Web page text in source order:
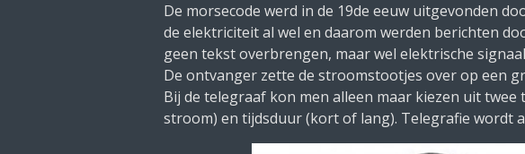
De morsecode werd in de 19de eeuw uitgevonden
de elektriciteit al wel en daarom werden berichten
geen tekst overbrengen, maar wel elektrische
De ontvanger zette de stroomstootjes over op een
Bij de telegraaf kon men alleen maar kiezen uit
stroom) en tijdsduur (kort of lang). Telegrafie wordt